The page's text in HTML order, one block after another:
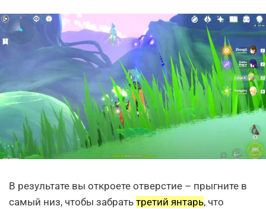
В результате вы откроете отверстие – прыгните в
самый низ, чтобы забрать третий янтарь, что